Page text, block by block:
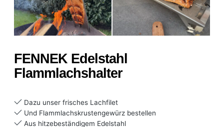
FENNEK Edelstahl
Flammlachshalter
Dazu unser frisches Lachfilet
Und Flammlachskrustengewürz bestellen
Aus hitzebeständigem Edelstahl